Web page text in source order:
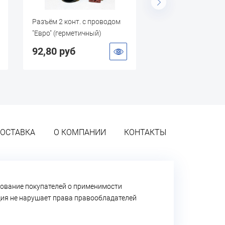
Соединение (мама) под
шланг D8мм. "Miol"
179,00 руб
О КОМПАНИИ КОНТАКТЫ
покупателей о применимости
не нарушает права правообладателей